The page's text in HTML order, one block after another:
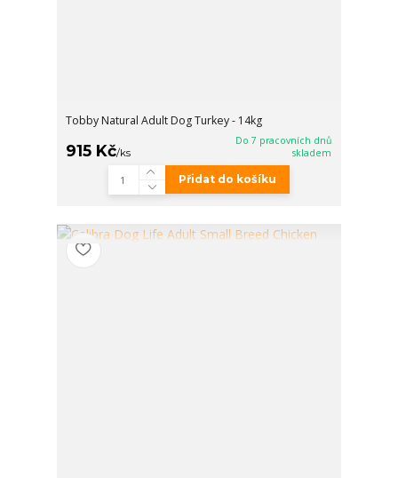
Tobby Natural Adult Dog Turkey - 14kg
915 Kč/ks
Do 7 pracovních dnů
skladem
Přidat do košíku